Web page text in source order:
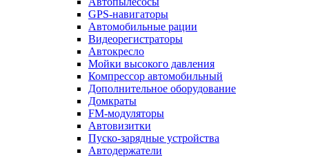
GPS-навигаторы
Автомобильные рации
Видеорегистраторы
Автокресло
Мойки высокого давления
Компрессор автомобильный
Дополнительное оборудование
Домкраты
FM-модуляторы
Автовизитки
Пуско-зарядные устройства
Автодержатели